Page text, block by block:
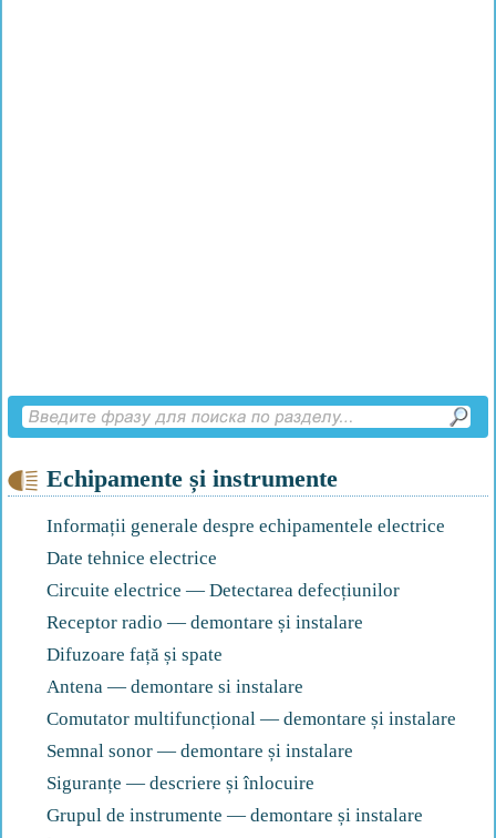
Echipamente și instrumente
Informații generale despre echipamentele electrice
Date tehnice electrice
Circuite electrice — Detectarea defecțiunilor
Receptor radio — demontare și instalare
Difuzoare față și spate
Antena — demontare si instalare
Comutator multifuncțional — demontare și instalare
Semnal sonor — demontare și instalare
Siguranțe — descriere și înlocuire
Grupul de instrumente — demontare și instalare